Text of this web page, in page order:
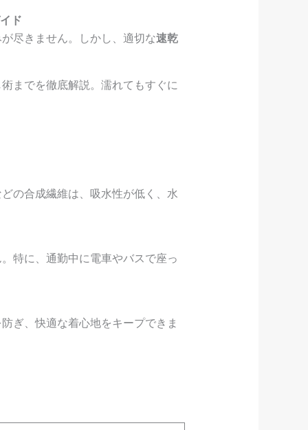
ド
尽きません。しかし、適切な速乾
までを徹底解説。濡れてもすぐに
の合成繊維は、吸水性が低く、水
特に、通勤中に電車やバスで座っ
ぎ、快適な着心地をキープできま